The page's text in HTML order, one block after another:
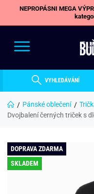
NEPROPÁSNI MEGA
VYHLEDÁVÁNÍ
Pánské oblečení
Dvojbalení černých triček s
DOPRAVA ZDARMA
SKLADEM